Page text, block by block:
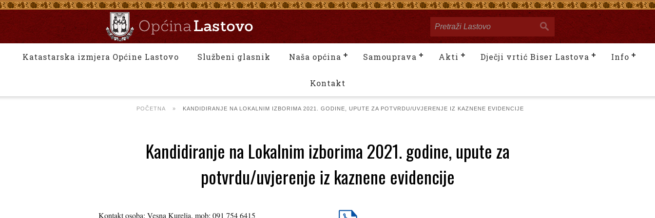
Katastarska izmjera Općine Lastovo Službeni glasnik Naša općina Samouprava Akti Dječji vrtić Biser Lastova Info
Kontakt
POČETNA » KANDIDIRANJE NA LOKALNIM IZBORIMA 2021. GODINE, UPUTE ZA POTVRDU/UVJERENJE IZ KAZNENE EVIDENCIJE
Kandidiranje na Lokalnim izborima 2021. godine, upute za
potvrdu/uvjerenje iz kaznene evidencije
Kontakt osoba: Vesna Kurelja, mob: 091 754 6415